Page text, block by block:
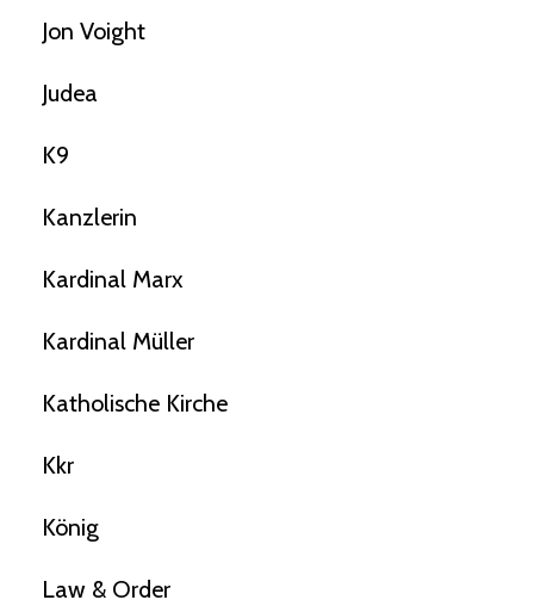
Jon Voight
Judea
K9
Kanzlerin
Kardinal Marx
Kardinal Müller
Katholische Kirche
Kkr
König
Law & Order